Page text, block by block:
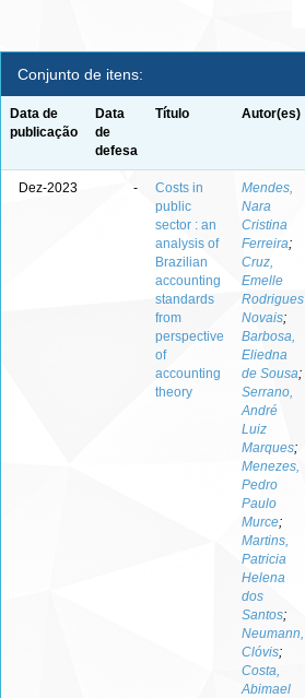
Conjunto de itens:
Data de
publicação
Data
de
defesa
Título Autor(es)
Dez-2023 -
Costs in
public
sector : an
analysis of
Brazilian
accounting
standards
from
perspective
of
accounting
theory
Mendes,
Nara
Cristina
Ferreira;
Cruz,
Emelle
Rodrigues
Novais;
Barbosa,
Eliedna
de Sousa;
Serrano,
André
Luiz
Marques;
Menezes,
Pedro
Paulo
Murce;
Martins,
Patricia
Helena
dos
Santos;
Neumann,
Clóvis;
Costa,
Abimael